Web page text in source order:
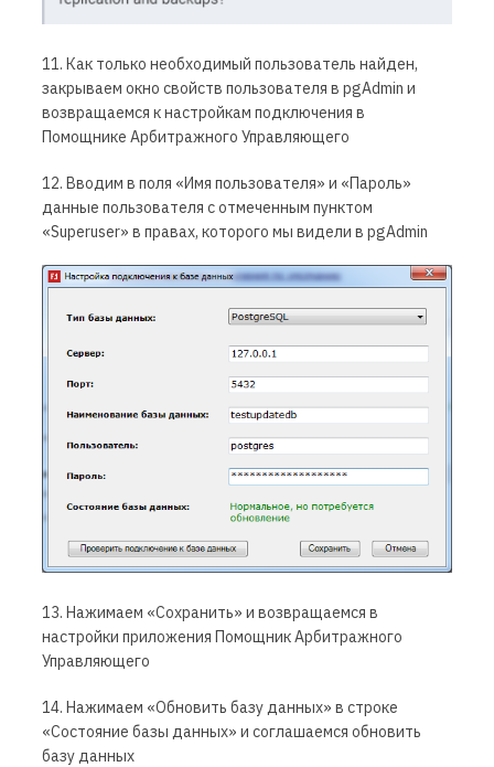
11. Как только необходимый пользователь найден,
закрываем окно свойств пользователя в pgAdmin и
возвращаемся к настройкам подключения в
Помощнике Арбитражного Управляющего
12. Вводим в поля «Имя пользователя» и «Пароль»
данные пользователя с отмеченным пунктом
«Superuser» в правах, которого мы видели в pgAdmin
13. Нажимаем «Сохранить» и возвращаемся в
настройки приложения Помощник Арбитражного
Управляющего
14. Нажимаем «Обновить базу данных» в строке
«Состояние базы данных» и соглашаемся обновить
базу данных